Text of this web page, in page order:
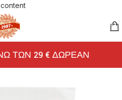
ΤΩΝ 29 € ΔΩΡΕΑΝ